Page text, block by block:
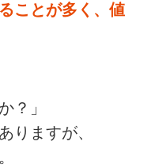
ことが多く、値
？」
りますが、